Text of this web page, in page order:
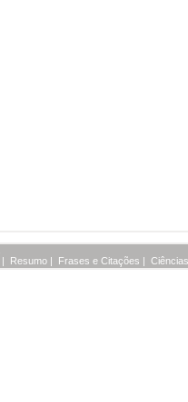
| Resumo | Frases e Citações |